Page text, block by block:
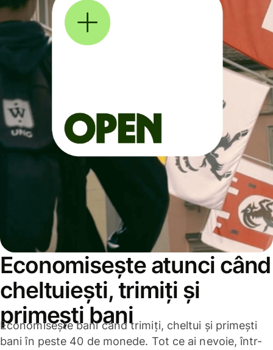
Economisește atunci când
cheltuiești, trimiți și
primești bani
Economisește bani când trimiți, cheltui și primești
bani în peste 40 de monede. Tot ce ai nevoie, într-